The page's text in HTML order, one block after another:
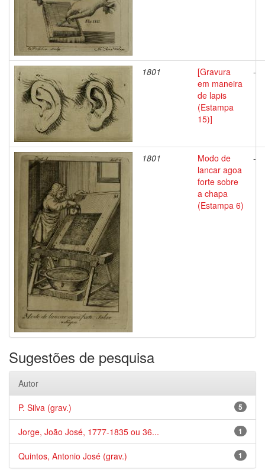
1801
[Gravura
em maneira
de lapis
(Estampa
15)]
-
1801
Modo de
lancar agoa
forte sobre
a chapa
(Estampa 6)
-
Sugestões de pesquisa
Autor
5
P. Silva (grav.)
1
Jorge, João José, 1777-1835 ou 36...
1
Quintos, Antonio José (grav.)